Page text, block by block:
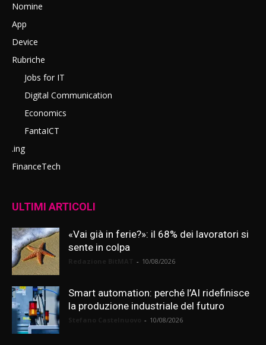
Nomine
App
Device
Rubriche
Jobs for IT
Digital Communication
Economics
FantaICT
.ing
FinanceTech
ULTIMI ARTICOLI
«Vai già in ferie?»: il 68% dei lavoratori si
sente in colpa
- 10/08/2026
Smart automation: perché l’AI ridefinisce
la produzione industriale del futuro
- 10/08/2026